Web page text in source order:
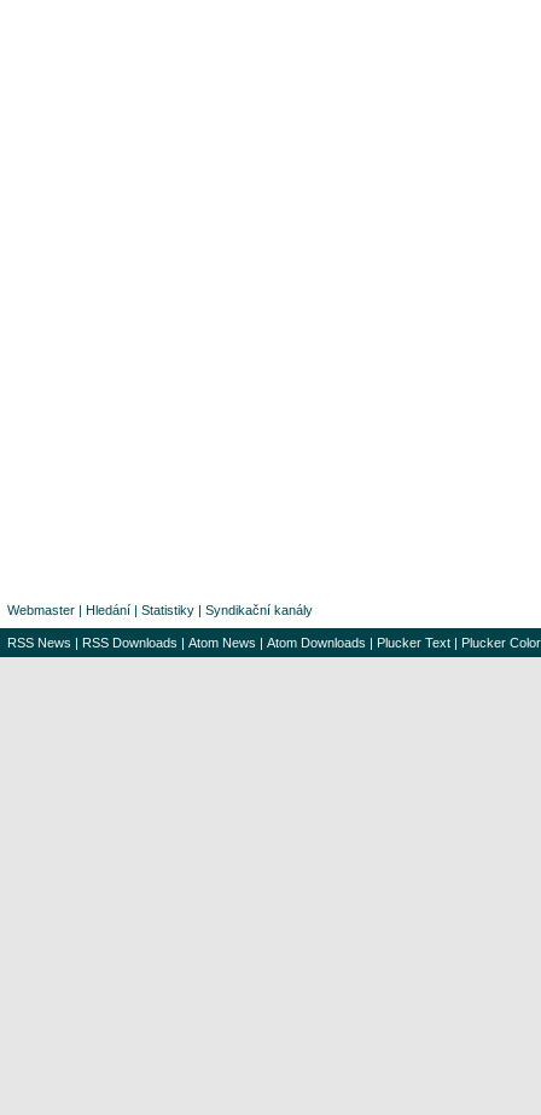
Webmaster | Hledání | Statistiky | Syndikační kanály
RSS News | RSS Downloads | Atom News | Atom Downloads | Plucker Text | Plucker Color